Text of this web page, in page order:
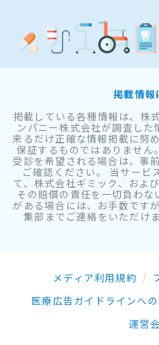
掲載情報
掲載している各種情報は、株
ンパニー株式会社が調査し
来るだけ正確な情報掲載に努
保証するものではありません
受診を希望される場合は、事
ご確認ください。 当サービ
て、株式会社ギミック、およ
その賠償の責任を一切負わな
がある場合には、お手数ですが
集部までご連絡をいただけ
メディア利用規約
医療広告ガイドラインへ
運営